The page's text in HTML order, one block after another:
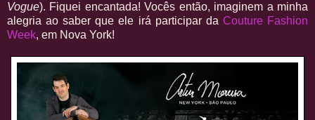
Vogue). Fiquei encantada! Vocês então, imaginem a minha
alegria ao saber que ele irá participar da Couture Fashion
Week, em Nova York!